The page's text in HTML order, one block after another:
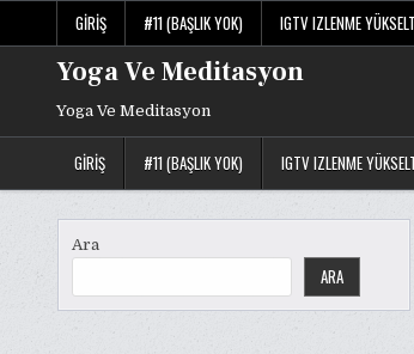
content
GIRIŞ #11 (BAŞLIK YOK) IGTV IZLENME
Yoga Ve Meditasyon
Yoga Ve Meditasyon
GIRIŞ #11 (BAŞLIK YOK) IGTV IZLENME
Ara
ARA